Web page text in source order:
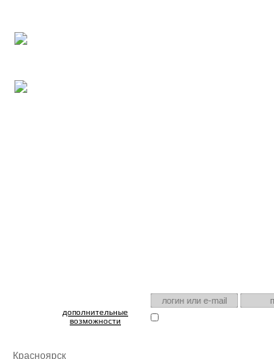
дополнительные
возможности
Красноярск